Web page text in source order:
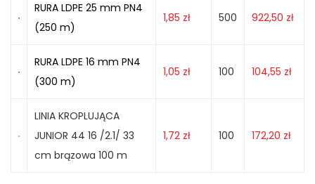
RURA LDPE 25 mm PN4
(250 m)
1,85 zł 500 922,50 zł
RURA LDPE 16 mm PN4
(300 m)
1,05 zł 100 104,55 zł
LINIA KROPLUJĄCA
JUNIOR 44 16 /2.1/ 33
cm brązowa 100 m
1,72 zł 100 172,20 zł